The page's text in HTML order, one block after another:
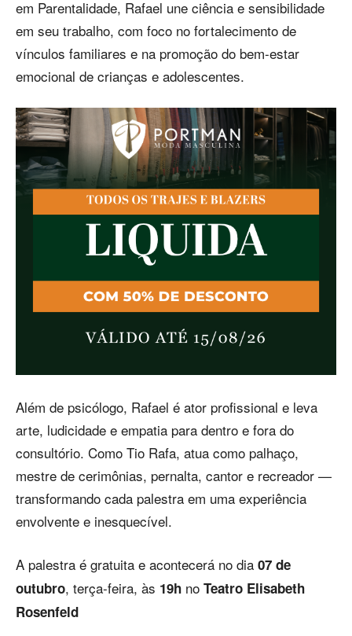
em Parentalidade, Rafael une ciência e sensibilidade
em seu trabalho, com foco no fortalecimento de
vínculos familiares e na promoção do bem-estar
emocional de crianças e adolescentes.
Além de psicólogo, Rafael é ator profissional e leva
arte, ludicidade e empatia para dentro e fora do
consultório. Como Tio Rafa, atua como palhaço,
mestre de cerimônias, pernalta, cantor e recreador —
transformando cada palestra em uma experiência
envolvente e inesquecível.
A palestra é gratuita e acontecerá no dia 07 de
outubro, terça-feira, às 19h no Teatro Elisabeth
Rosenfeld